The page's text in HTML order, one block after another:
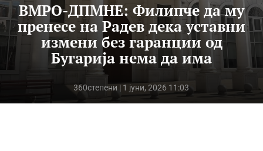
ВМРО-ДПМНЕ: Филипче да му
пренесе на Радев дека уставни
измени без гаранции од
Бугарија нема да има
360степени | 1 јуни, 2026 11:03